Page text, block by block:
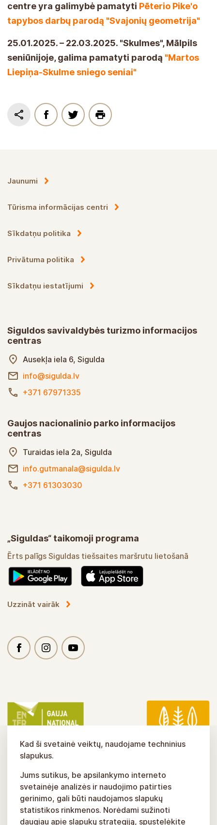
centre yra galimybė pamatyti Pēterio Pike'o
tapybos darbų parodą "Svajonių geometrija"
25.01.2025. – 22.03.2025. "Skulmes", Mālpils
seniūnijoje, galima pamatyti parodą "Martos
Liepiņa-Skulme sniego seniai"
Jaunumi
Tūrisma informācijas centri
Sīkdatņu politika
Privātuma politika
Sīkdatņu iestatījumi
Siguldos savivaldybės turizmo informacijos
centras
Ausekļa iela 6, Sigulda
info@sigulda.lv
+371 67971335
Gaujos nacionalinio parko informacijos
centras
Turaidas iela 2a, Sigulda
info.gutmanala@sigulda.lv
+371 61303030
„Siguldas“ taikomoji programa
Ērts palīgs Siguldas tiešsaites maršrutu lietošanā
Uzzināt vairāk
Kad ši svetainė veiktų, naudojame techninius
slapukus.
Jums sutikus, be apsilankymo interneto
svetainėje analizės ir naudojimo patirties
gerinimo, gali būti naudojamos slapukų
statistikos rinkmenos. Norėdami sužinoti
daugiau apie slapukų strategiją, spustelėkite